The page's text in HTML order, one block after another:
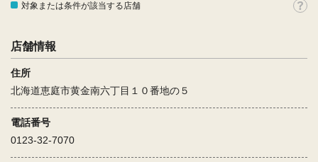
対象または条件が該当する店舗
店舗情報
住所
北海道恵庭市黄金南六丁目１０番地の５
電話番号
0123-32-7070